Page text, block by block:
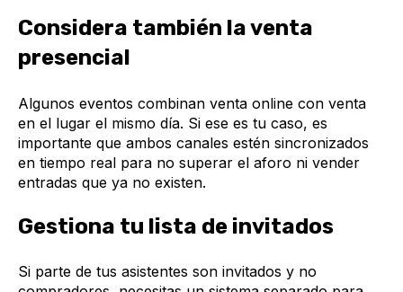
Considera también la venta
presencial
Algunos eventos combinan venta online con venta
en el lugar el mismo día. Si ese es tu caso, es
importante que ambos canales estén sincronizados
en tiempo real para no superar el aforo ni vender
entradas que ya no existen.
Gestiona tu lista de invitados
Si parte de tus asistentes son invitados y no